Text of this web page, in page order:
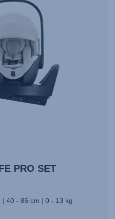
PRO SET
40 - 85 cm | 0 - 13 kg